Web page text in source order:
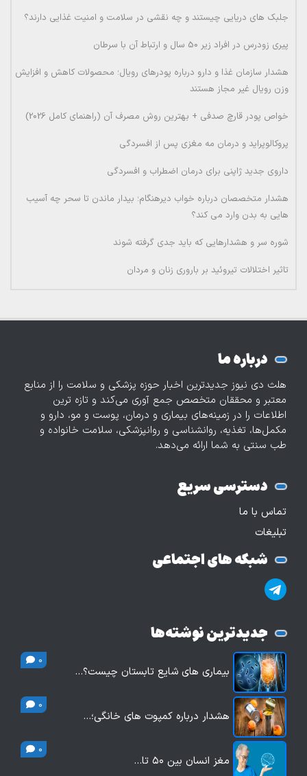
جلبک های دریایی چیستند و چه نقشی در سلامت و امنیت غذایی دارند؟
پیری زودرس در افراد زیر 50 سال و ارتباط آن با سرطان
هشدار سازمان غذا و دارو درباره پودرهای رویال؛ محصولات کاهش و افزایش
وزن رویال غیر مجاز هستند
خواص پودر قارچ صدفی + بهترین روش مصرف آن (راهنمای کامل 2026)
پروکالوپراید و درمان مه مغزی پس از افسردگی
داروی جدید ژاپنی برای درمان اضطراب و افسردگی
هشدار متخصصان درباره خواب دیرهنگام؛ بیدار ماندن تا سحر چه آسیب
هایی به بدن وارد می کند؟
شوره سر و هشدارهایی که باید جدی گرفته شوند
تاثیر اختلالات تیروئید بر باروری زنان و مردان
درباره ما
هلث دی نیوز جدیدترین اخبار حوزه پزشکی و سلامت را از منابع
معتبر و محققان متخصص جمع آوری می‌کند و تازه‌ ترین
اطلاعات را در زمینه‌های بیماری و درمان، پوست و مو، دارو و
مکمل‌ها، تغذیه، روانشناسی و روانپزشکی، سلامت خانواده و
طب سنتی به شما ارائه می‌دهد.
دسترسی سریع
تماس با ما
تبلیغات
شبکه های اجتماعی
جدیدترین نوشته‌ها
بیماری های شایع تابستان چیست؟…
0
هشدار درباره کمپوت های خانگی؛…
0
مغز انسان بین ۵۰ تا…
0